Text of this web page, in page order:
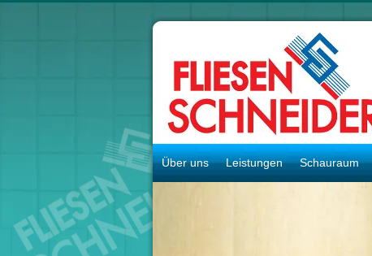
Über uns Leistungen Schauraum